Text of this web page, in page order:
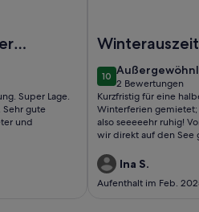
Super Lage.
Sehr gute
und
Winterauszeit
1010 von 10
2 Bewertungen
(2
bewertungen)
Kurzfristig für eine
Winterferien gemietet;
also seeeeehr ruhig!
wir direkt auf den See
Ausstattung ließ keine
Minuten ist man bei
Templin.
Ina S.
Aufenthalt im Feb.